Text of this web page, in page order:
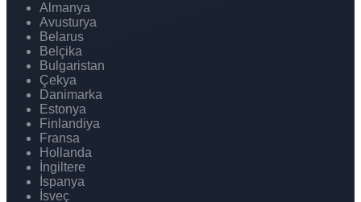
Almanya
Avusturya
Belarus
Belçika
Bulgaristan
Çekya
Danimarka
Estonya
Finlandiya
Fransa
Hollanda
İngiltere
İspanya
İsveç